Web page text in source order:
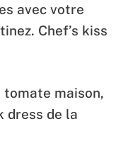
avec votre
Chef’s kiss
tomate maison,
dress de la